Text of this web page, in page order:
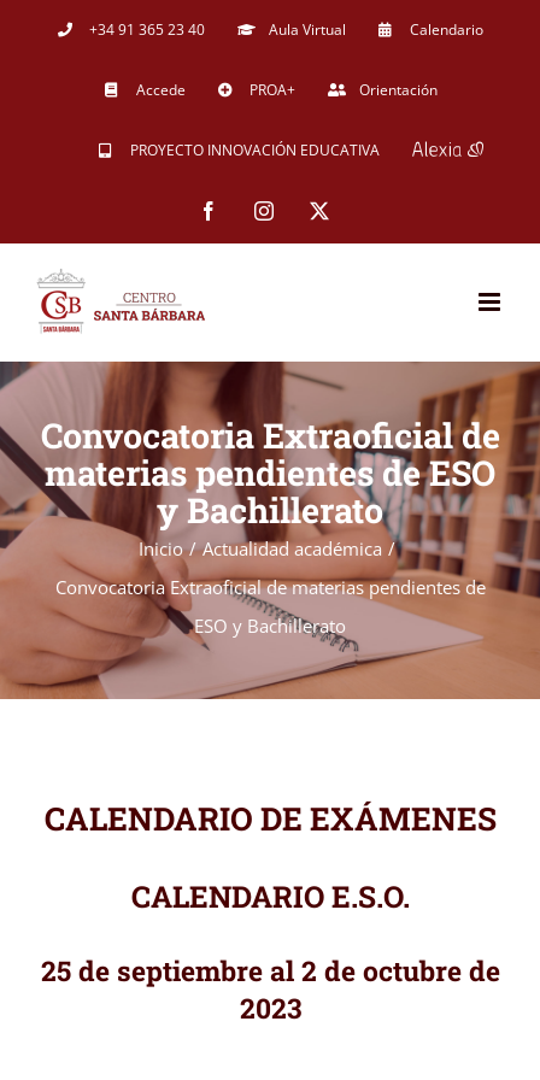
+34 91 365 23 40 Aula Virtual Calendario
Accede PROA+ Orientación
PROYECTO INNOVACIÓN EDUCATIVA
FacebookInstagram
Convocatoria Extraoficial de
materias pendientes de ESO
y Bachillerato
Inicio
Actualidad académica
Convocatoria Extraoficial de materias pendientes de
ESO y Bachillerato
CALENDARIO DE EXÁMENES
CALENDARIO E.S.O.
25 de septiembre al 2 de octubre de
2023